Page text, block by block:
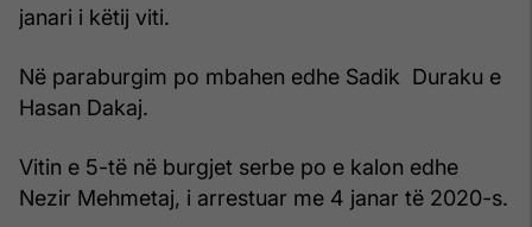
janari i këtij viti.
Në paraburgim po mbahen edhe Sadik Duraku e
Hasan Dakaj.
Vitin e 5-të në burgjet serbe po e kalon edhe
Nezir Mehmetaj, i arrestuar me 4 janar të 2020-s.